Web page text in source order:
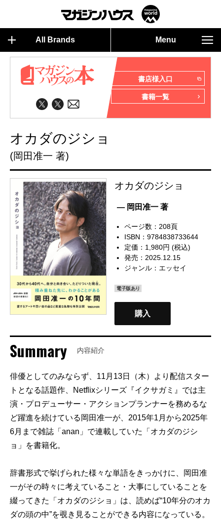
All Brands Menu
書店様入口
書籍一覧
オカダのジショ
(岡田准一 著)
オカダのジショ
— 岡田准一 著
ページ数：208頁
ISBN：9784838733644
定価：1,980円 (税込)
発売：2025.12.15
ジャンル： エッセイ
電子版あり
購入
Summary 内容紹介
俳優としてのみならず、11月13日（木）より配信スター
トとなる話題作、Netflixシリーズ『イクサガミ』では主
演・プロデューサー・アクションプランナーを務めるな
ど躍進を続けている岡田准一が、2015年1月から2025年
6月まで雑誌「anan」で連載していた「オカダのジシ
ョ」を書籍化。
辞書形式で挙げられた様々な単語をきっかけに、岡田准
一がその時々に考えていること・大事にしていることを
綴ってきた「オカダのジショ」は、読めば“10年分のオカ
ダの頭の中”を覗き見ることができる内容になっている。